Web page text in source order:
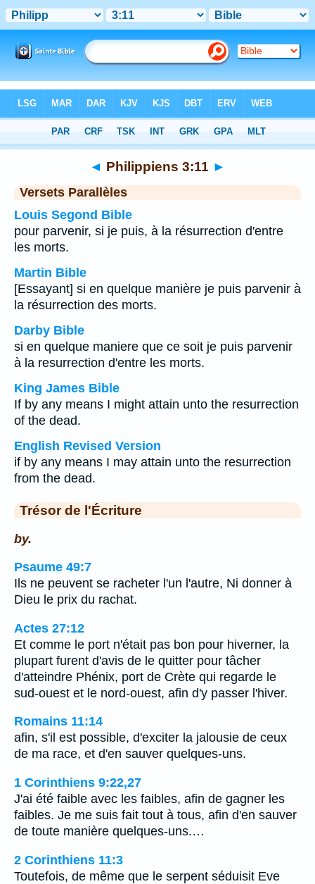
Chapitre 3 > Verset 11
◄ Philippiens 3:11 ►
Versets Parallèles
Louis Segond Bible
pour parvenir, si je puis, à la résurrection d'entre
les morts.
Martin Bible
[Essayant] si en quelque manière je puis parvenir à
la résurrection des morts.
Darby Bible
si en quelque maniere que ce soit je puis parvenir
à la resurrection d'entre les morts.
King James Bible
If by any means I might attain unto the resurrection
of the dead.
English Revised Version
if by any means I may attain unto the resurrection
from the dead.
Trésor de l'Écriture
by.
Psaume 49:7
Ils ne peuvent se racheter l'un l'autre, Ni donner à
Dieu le prix du rachat.
Actes 27:12
Et comme le port n'était pas bon pour hiverner, la
plupart furent d'avis de le quitter pour tâcher
d'atteindre Phénix, port de Crète qui regarde le
sud-ouest et le nord-ouest, afin d'y passer l'hiver.
Romains 11:14
afin, s'il est possible, d'exciter la jalousie de ceux
de ma race, et d'en sauver quelques-uns.
1 Corinthiens 9:22,27
J'ai été faible avec les faibles, afin de gagner les
faibles. Je me suis fait tout à tous, afin d'en sauver
de toute manière quelques-uns.…
2 Corinthiens 11:3
Toutefois, de même que le serpent séduisit Eve